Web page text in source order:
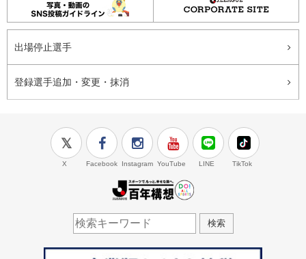
出場停止選手
登録選手追加・変更・抹消
X Facebook Instagram YouTube LINE TikTok
検索